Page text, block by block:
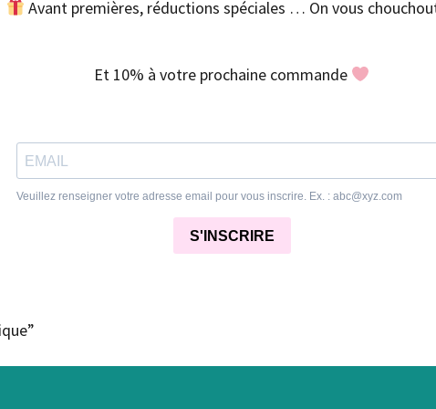
Avant premières, réductions spéciales … On vous
Et 10% à votre prochaine commande